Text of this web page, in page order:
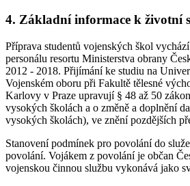
4. Základní informace k životní
Příprava studentů vojenských škol
personálu resortu Ministerstva obrany
2012 - 2018. Přijímání ke studiu na
Vojenském oboru při Fakultě tělesné
Karlovy v Praze upravují § 48 až 50
vysokých školách a o změně a doplnění
vysokých školách), ve znění pozdějších
Stanovení podmínek pro povolání do
povolání. Vojákem z povolání je občan
vojenskou činnou službu vykonává jako